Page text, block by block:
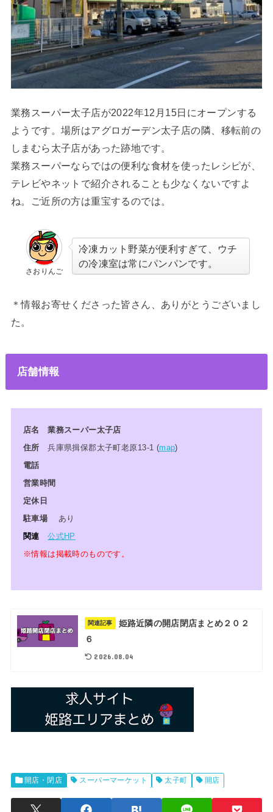
業務スーパー太子店が2022年12月15日にオープンする
ようです。場所はアグロガーデン太子店の隣、移転前の
しまむら太子店があった跡地です。
業務スーパーならではの便利な食材を使ったレシピが、
テレビやネットで紹介されることも少なくないですよ
ね。ご近所の方は重宝するのでは。
さおりんご
冷凍カット野菜が便利すぎて、ウチ
の冷凍室は常にパンパンです。
＊情報お寄せくださった皆さん、ありがとうございまし
た。
店舗情報
店名
業務スーパー太子店
住所兵庫県揖保郡太子町老原13-1 (map)
電話
営業時間
定休日
駐車場 あり
関連公式HP
※情報は掲載時のものです。
関連記事
姫路近隣の開店閉店まとめ２０２
６
2026.08.04
開店・閉店 スーパーマーケット 太子町 開店